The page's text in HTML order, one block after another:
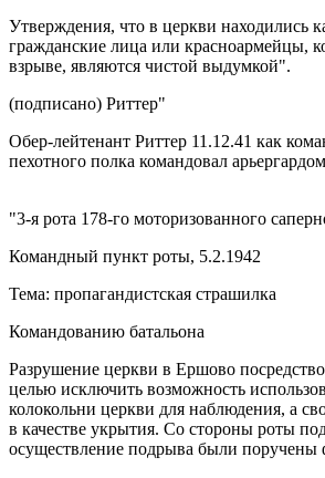
Утверждения, что в церкви находились
гражданские лица или красноармейцы,
взрыве, являются чистой выдумкой".
(подписано) Риттер"
Обер-лейтенант Риттер 11.12.41 как
пехотного полка командовал
"3-я рота 178-го моторизованного
Командный пункт роты, 5.2.1942
Тема: пропагандистская страшилка
Командованию батальона
Разрушение церкви в Ершово
целью исключить возможность
колокольни церкви для наблюдения, а
в качестве укрытия. Со стороны роты
осуществление подрыва были поручены